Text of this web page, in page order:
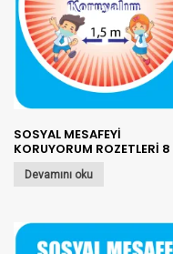
SOSYAL MESAFEYİ
KORUYORUM ROZETLERİ 8
Devamını oku